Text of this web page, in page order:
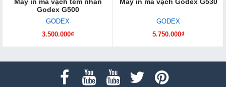
Godex G500
GODEX
3.500.000₫
GODEX
5.750.000₫